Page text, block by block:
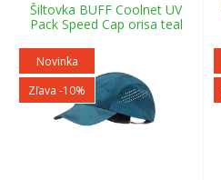
Šiltovka BUFF Coolnet UV
Pack Speed Cap orisa teal
Novinka
Zľava -10%